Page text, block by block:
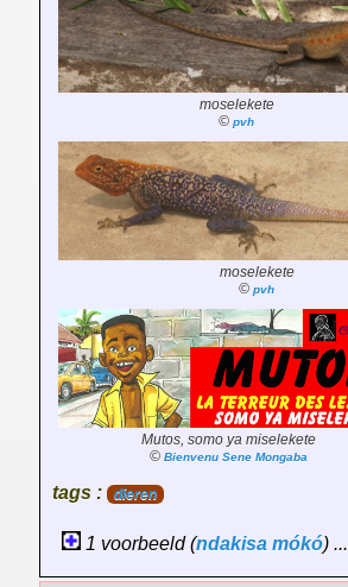
moselekete
© pvh
moselekete
© pvh
Mutos, somo ya miselekete
© Bienvenu Sene Mongaba
tags : dieren
1 voorbeeld (ndakisa mókó) ...